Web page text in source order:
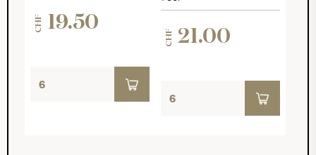
CHF 19.50
CHF 21.00